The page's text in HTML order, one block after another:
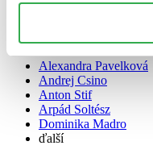
Slovensko Fantastické
Alexandra Pavelková
Andrej Csino
Anton Stif
Arpád Soltész
Dominika Madro
ďalší